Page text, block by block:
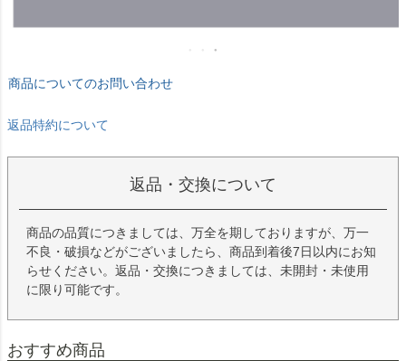
商品についてのお問い合わせ
商品の品質につきましては、万全を期しておりますが、万一
に限り可能です。
おすすめ商品